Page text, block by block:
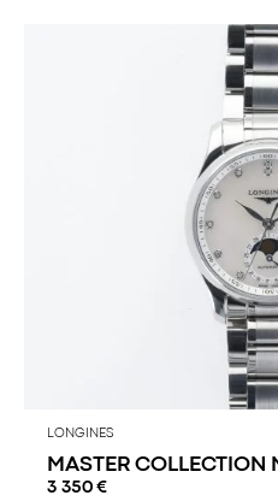
LONGINES
MASTER COLLECTION
3 350 €